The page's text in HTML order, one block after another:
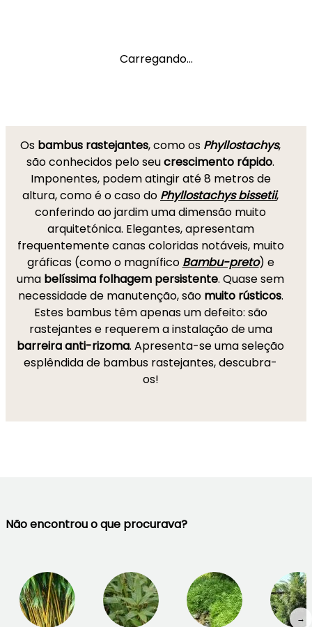
Carregando...
Os bambus rastejantes, como os Phyllostachys,
são conhecidos pelo seucrescimento rápido.
Imponentes, podem atingir até 8 metros de
altura, como é o caso do Phyllostachys bissetii,
conferindo ao jardim uma dimensão muito
arquitetónica. Elegantes, apresentam
frequentemente canas coloridas notáveis, muito
gráficas (como o magnífico Bambu-preto) e
uma belíssima folhagem persistente. Quase sem
necessidade de manutenção, são muito rústicos.
Estes bambus têm apenas um defeito: são
rastejantes e requerem a instalação de uma
barreira anti-rizoma. Apresenta-se uma seleção
esplêndida de bambus rastejantes, descubra-
os!
Não encontrou o que procurava?
→